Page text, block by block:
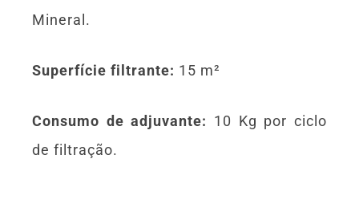
Mineral.
Superfície filtrante: 15 m²
Consumo de adjuvante: 10 Kg por ciclo
de filtração.